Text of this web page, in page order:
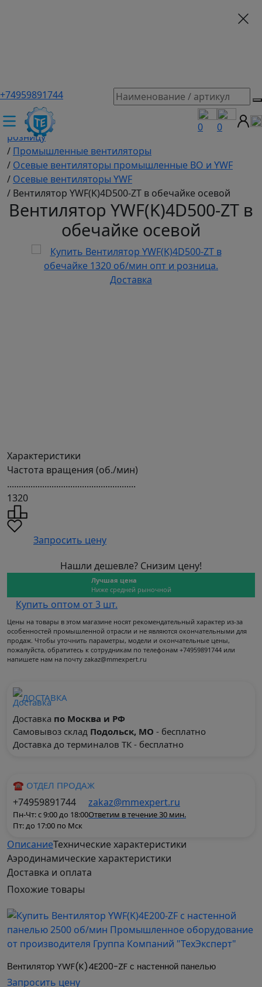
+74959891744
0 0
ТЕХЭКСПЕРТ российский производитель частотные
преобразователи, насосы, и вентиляция
/Промышленное оборудование купить оптом и в
розницу
/ Промышленные вентиляторы
/ Осевые вентиляторы промышленные ВО и YWF
/ Осевые вентиляторы YWF
/ Вентилятор YWF(K)4D500-ZT в обечайке осевой
Вентилятор YWF(K)4D500-ZT в
обечайке осевой
Характеристики
Частота вращения (об./мин)
.......................................................
1320
Запросить цену
Нашли дешевле? Снизим цену!
Лучшая цена
Ниже средней рыночной
Купить оптом от 3 шт.
Цены на товары в этом магазине носят рекомендательный характер из-за
особенностей промышленной отрасли и не являются окончательными для
продаж. Чтобы уточнить параметры, модели и окончательные цены,
пожалуйста, обратитесь к сотрудникам по телефонам +74959891744 или
напишете нам на почту zakaz@mmexpert.ru
ДОСТАВКА
Доставка по Москва и РФ
Самовывоз склад Подольск, МО - бесплатно
Доставка до терминалов ТК - бесплатно
☎ ОТДЕЛ ПРОДАЖ
+74959891744
Пн-Чт: с 9:00 до 18:00
Пт: до 17:00 по Мск
zakaz@mmexpert.ru
Ответим в течение 30 мин.
ОписаниеТехнические характеристики
Аэродинамические характеристики
Доставка и оплата
Вентиляторы осевые YWF предназначены для
помещениях жилого, административного и
общественного значения. Могут работать как на
приток в помещение свежего воздуха извне, так
Осевые вентиляторы YWF выгодно использовать
Похожие товары
Вентилятор YWF(K)4E200-ZF с настенной панелью
Запросить цену